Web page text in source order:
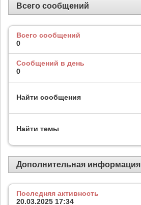
Всего сообщений
Всего сообщений
0
Сообщений в день
0
Найти сообщения
Найти темы
Дополнительная информация
Последняя активность
20.03.2025 17:34